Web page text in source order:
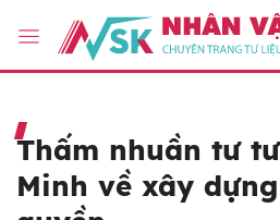
Thấm nhuần tư
Minh về xây